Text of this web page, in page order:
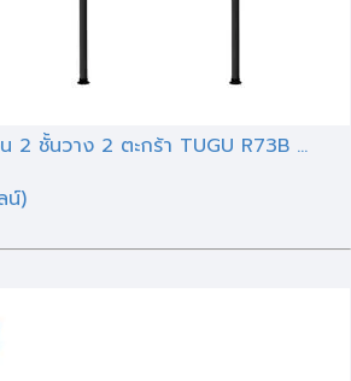
2 ชั้นวาง 2 ตะกร้า TUGU R73B ...
น์)